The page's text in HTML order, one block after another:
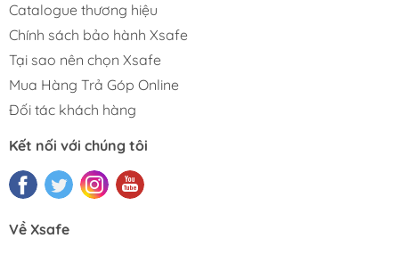
Catalogue thương hiệu
Chính sách bảo hành Xsafe
Tại sao nên chọn Xsafe
Mua Hàng Trả Góp Online
Đối tác khách hàng
Kết nối với chúng tôi
Về Xsafe